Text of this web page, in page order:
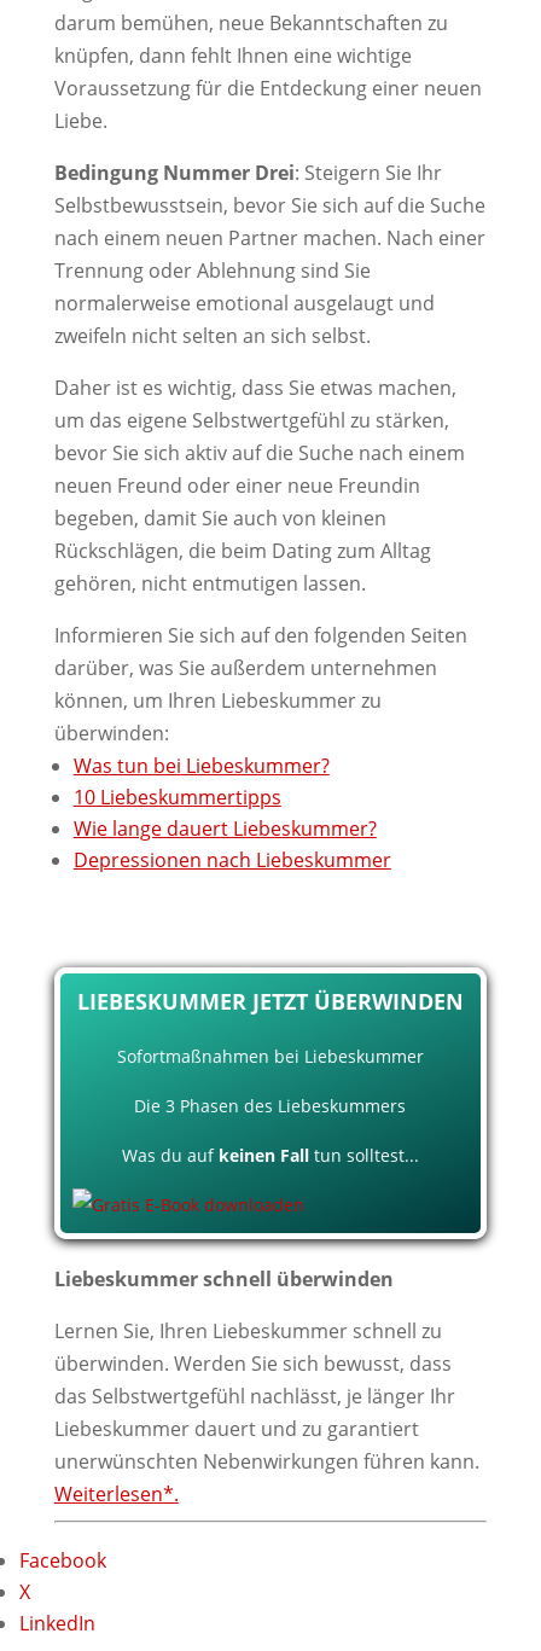
darum bemühen, neue Bekanntschaften zu
knüpfen, dann fehlt Ihnen eine wichtige
Voraussetzung für die Entdeckung einer neuen
Liebe.
Bedingung Nummer Drei: Steigern Sie Ihr
Selbstbewusstsein, bevor Sie sich auf die Suche
nach einem neuen Partner machen. Nach einer
Trennung oder Ablehnung sind Sie
normalerweise emotional ausgelaugt und
zweifeln nicht selten an sich selbst.
Daher ist es wichtig, dass Sie etwas machen,
um das eigene Selbstwertgefühl zu stärken,
bevor Sie sich aktiv auf die Suche nach einem
neuen Freund oder einer neue Freundin
begeben, damit Sie auch von kleinen
Rückschlägen, die beim Dating zum Alltag
gehören, nicht entmutigen lassen.
Informieren Sie sich auf den folgenden Seiten
darüber, was Sie außerdem unternehmen
können, um Ihren Liebeskummer zu
überwinden:
Was tun bei Liebeskummer?
10 Liebeskummertipps
Wie lange dauert Liebeskummer?
Depressionen nach Liebeskummer
LIEBESKUMMER JETZT ÜBERWINDEN
Sofortmaßnahmen bei Liebeskummer
Die 3 Phasen des Liebeskummers
Was du auf keinen Falltun solltest...
Liebeskummer schnell überwinden
Lernen Sie, Ihren Liebeskummer schnell zu
überwinden. Werden Sie sich bewusst, dass
das Selbstwertgefühl nachlässt, je länger Ihr
Liebeskummer dauert und zu garantiert
unerwünschten Nebenwirkungen führen kann.
Weiterlesen*.
Facebook
X
LinkedIn